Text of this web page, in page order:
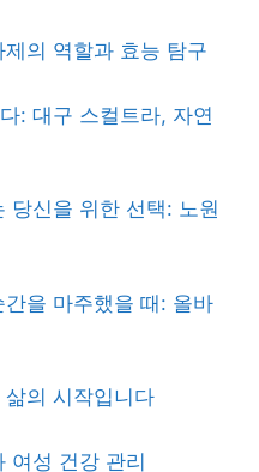
의 역할과 효능 탐구
: 대구 스컬트라, 자연
당신을 위한 선택: 노원
을 마주했을 때: 올바
의 시작입니다
여성 건강 관리